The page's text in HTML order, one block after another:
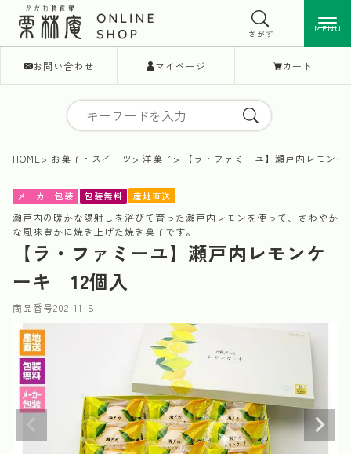
お問い合わせ マイページ カート
MENU
さがす MENU
HOME お菓子・スイーツ 洋菓子 【ラ・ファミーユ】瀬戸内レモン
メーカー包装 包装無料 産地直送
瀬戸内の暖かな陽射しを浴びて育った瀬戸内レモンを使って、さわやか
な風味豊かに焼き上げた焼き菓子です。
【ラ・ファミーユ】瀬戸内レモンケ
ーキ 12個入
商品番号202-11-S